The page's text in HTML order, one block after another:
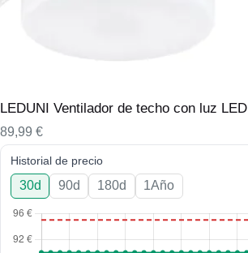
LEDUNI Ventilador de techo con luz LED
89,99 €
Historial de precio
30d 90d 180d 1Año